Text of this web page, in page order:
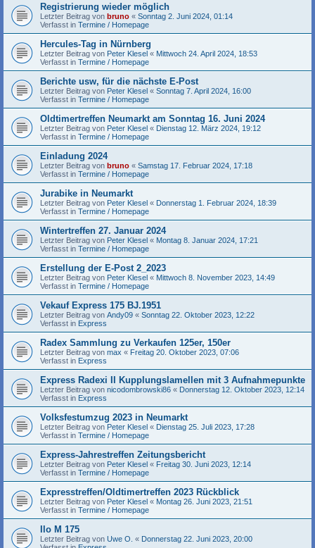
Registrierung wieder möglich
Letzter Beitrag von bruno « Sonntag 2. Juni 2024, 01:14
Verfasst in Termine / Homepage
Hercules-Tag in Nürnberg
Letzter Beitrag von Peter Klesel « Mittwoch 24. April 2024, 18:53
Verfasst in Termine / Homepage
Berichte usw, für die nächste E-Post
Letzter Beitrag von Peter Klesel « Sonntag 7. April 2024, 16:00
Verfasst in Termine / Homepage
Oldtimertreffen Neumarkt am Sonntag 16. Juni 2024
Letzter Beitrag von Peter Klesel « Dienstag 12. März 2024, 19:12
Verfasst in Termine / Homepage
Einladung 2024
Letzter Beitrag von bruno « Samstag 17. Februar 2024, 17:18
Verfasst in Termine / Homepage
Jurabike in Neumarkt
Letzter Beitrag von Peter Klesel « Donnerstag 1. Februar 2024, 18:39
Verfasst in Termine / Homepage
Wintertreffen 27. Januar 2024
Letzter Beitrag von Peter Klesel « Montag 8. Januar 2024, 17:21
Verfasst in Termine / Homepage
Erstellung der E-Post 2_2023
Letzter Beitrag von Peter Klesel « Mittwoch 8. November 2023, 14:49
Verfasst in Termine / Homepage
Vekauf Express 175 BJ.1951
Letzter Beitrag von Andy09 « Sonntag 22. Oktober 2023, 12:22
Verfasst in Express
Radex Sammlung zu Verkaufen 125er, 150er
Letzter Beitrag von max « Freitag 20. Oktober 2023, 07:06
Verfasst in Express
Express Radexi II Kupplungslamellen mit 3 Aufnahmepunkte
Letzter Beitrag von nicodombrowski86 « Donnerstag 12. Oktober 2023, 12:14
Verfasst in Express
Volksfestumzug 2023 in Neumarkt
Letzter Beitrag von Peter Klesel « Dienstag 25. Juli 2023, 17:28
Verfasst in Termine / Homepage
Express-Jahrestreffen Zeitungsbericht
Letzter Beitrag von Peter Klesel « Freitag 30. Juni 2023, 12:14
Verfasst in Termine / Homepage
Expresstreffen/Oldtimertreffen 2023 Rückblick
Letzter Beitrag von Peter Klesel « Montag 26. Juni 2023, 21:51
Verfasst in Termine / Homepage
Ilo M 175
Letzter Beitrag von Uwe O. « Donnerstag 22. Juni 2023, 20:00